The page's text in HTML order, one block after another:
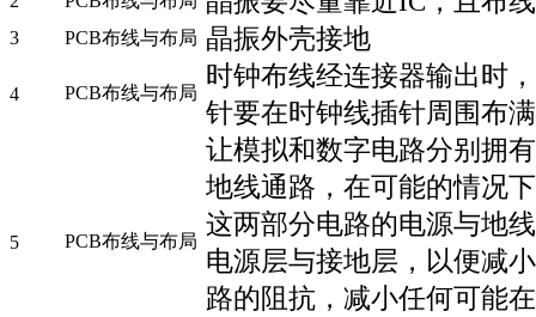
3 PCB布线与布局 晶振外壳接地
4 PCB布线与布局
时钟布线经连接器输出时
针要在时钟线插针周围布
5 PCB布线与布局
让模拟和数字电路分别拥
地线通路，在可能的情况
这两部分电路的电源与地
电源层与接地层，以便减
路的阻抗，减小任何可能